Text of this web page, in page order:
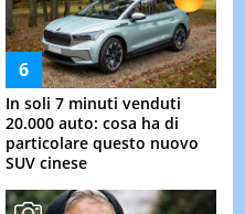
In soli 7 minuti venduti
20.000 auto: cosa ha di
particolare questo nuovo
SUV cinese